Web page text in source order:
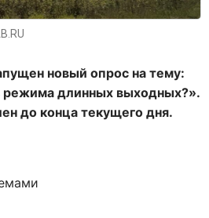
новый опрос на тему:
режима длинных выходных?».
до конца текущего дня.